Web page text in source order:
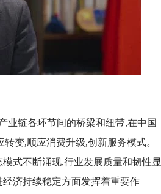
业链各环节间的桥梁和纽带,在中国
变,顺应消费升级,创新服务模式。
式不断涌现,行业发展质量和韧性显
济持续稳定方面发挥着重要作